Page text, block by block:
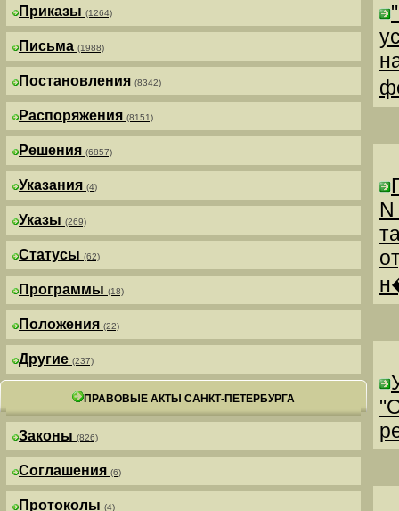
Приказы (1264)
Письма (1988)
Постановления (8342)
Распоряжения (8151)
Решения (6857)
Указания (4)
Указы (269)
Статусы (62)
Программы (18)
Положения (22)
Другие (237)
ПРАВОВЫЕ АКТЫ САНКТ-ПЕТЕРБУРГА
Законы (826)
Соглашения (6)
Протоколы (4)